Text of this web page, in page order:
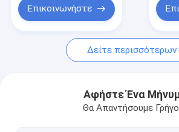
Περιπτώσεις
κιγκλίδωμα μετάλλων
Κάλυψη κιγκλιδωμάτων χάλυβα
πουλερικών
Επικοινωνήστε
Δείτε περισσότερων
Αφήστε Ένα
Θα Απαντήσουμε